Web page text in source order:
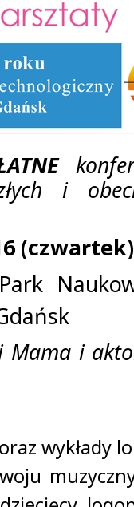
i
(czwartek)
Mama i
wykłady